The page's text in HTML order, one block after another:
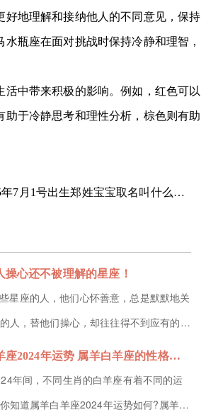
地理解和接纳他人的不同意见，保持
瓶座在面对挑战时保持冷静和理智，
中带来积极的影响。例如，红色可以
于冷静思考和理性分析，棕色则有助
下一篇：2025年7月1号出生郑姓宝宝取名叫什么好名字推荐
操心还不被理解的星座！
星座的人，他们心怀善意，总是默默地关
人，替他们操心，却往往得不到应有的理
他们的善意如同夜空中最亮的星，虽璀璨
视，他们就是那些总是替人操心还不被理解
女座处女座的人心思细腻，善于观察和分
属羊白羊座2024年运势 属羊白羊座的性格特征
年间，不同生肖的白羊座有着不同的运
知道属羊白羊座2024年运势如何?属羊的